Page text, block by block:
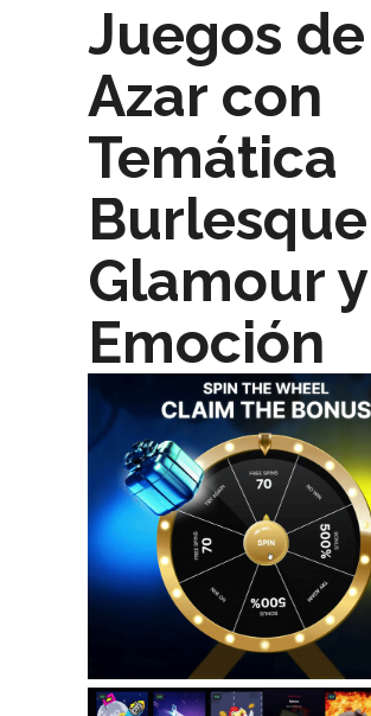
Juegos de
Azar con
Temática
Glamour y
Emoción